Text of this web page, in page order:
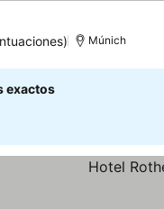
Múnich
exactos